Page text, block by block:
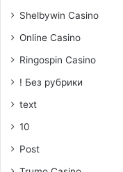
Shelbywin Casino
Online Casino
Ringospin Casino
! Без рубрики
text
10
Post